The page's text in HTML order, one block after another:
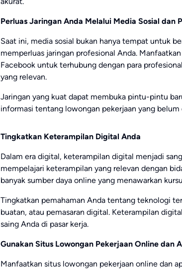
Perluas Jaringan Anda Melalui Media Sosial dan
Saat ini, media sosial bukan hanya tempat untuk
memperluas jaringan profesional Anda.
Facebook untuk terhubung dengan para
yang relevan.
Jaringan yang kuat dapat membuka pintu-pintu
informasi tentang lowongan pekerjaan yang belum
Tingkatkan Keterampilan Digital Anda
Dalam era digital, keterampilan digital menjadi
mempelajari keterampilan yang relevan dengan
banyak sumber daya online yang menawarkan
Tingkatkan pemahaman Anda tentang teknologi
buatan, atau pemasaran digital. Keterampilan
saing Anda di pasar kerja.
Gunakan Situs Lowongan Pekerjaan Online dan
Manfaatkan situs lowongan pekerjaan online dan